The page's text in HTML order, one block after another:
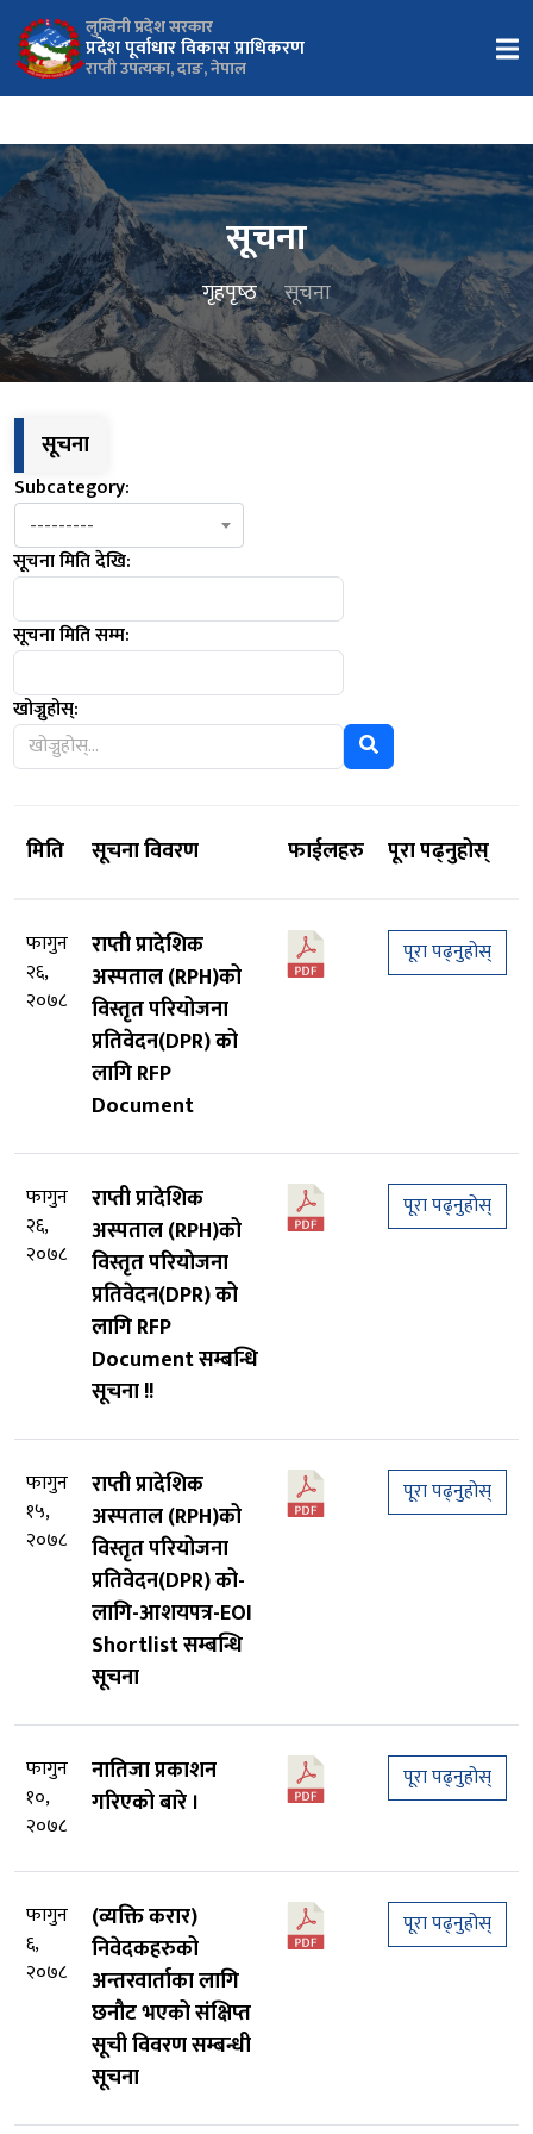
लुम्बिनी प्रदेश सरकार
प्रदेश पूर्वाधार विकास प्राधिकरण
राप्ती उपत्यका, दाङ, नेपाल
सूचना
गृहपृष्‍ठ सूचना
सूचना
Subcategory:
---------
सूचना मिति देखि:
सूचना मिति सम्म:
खोज्नुहोस्:
मिति सूचना विवरण फाईलहरु पूरा पढ्नुहोस्
फागुन
२६,
२०७८
राप्ती प्रादेशिक
अस्पताल (RPH)को
विस्तृत परियोजना
प्रतिवेदन(DPR) को
लागि RFP
Document
पूरा पढ्नुहोस्
फागुन
२६,
२०७८
राप्ती प्रादेशिक
अस्पताल (RPH)को
विस्तृत परियोजना
प्रतिवेदन(DPR) को
लागि RFP
Document सम्बन्धि
सूचना !!
पूरा पढ्नुहोस्
फागुन
१५,
२०७८
राप्ती प्रादेशिक
अस्पताल (RPH)को
विस्तृत परियोजना
प्रतिवेदन(DPR) को-
लागि-आशयपत्र-EOI
Shortlist सम्बन्धि
सूचना
पूरा पढ्नुहोस्
फागुन
१०,
२०७८
नातिजा प्रकाशन
गरिएको बारे ।
पूरा पढ्नुहोस्
फागुन
६,
२०७८
(व्यक्ति करार)
निवेदकहरुको
अन्तरवार्ताका लागि
छनौट भएको संक्षिप्‍त
सूची विवरण सम्बन्धी
सूचना
पूरा पढ्नुहोस्